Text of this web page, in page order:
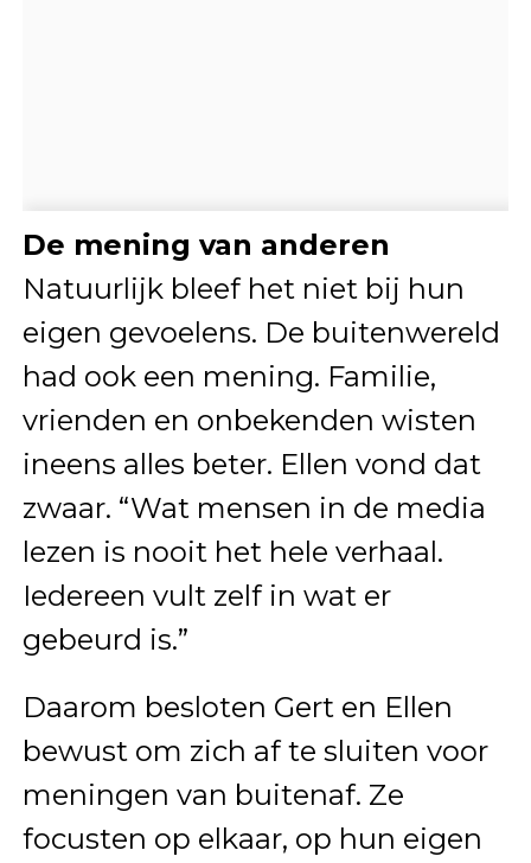
De mening van anderen
Natuurlijk bleef het niet bij hun
eigen gevoelens. De buitenwereld
had ook een mening. Familie,
vrienden en onbekenden wisten
ineens alles beter. Ellen vond dat
zwaar. “Wat mensen in de media
lezen is nooit het hele verhaal.
Iedereen vult zelf in wat er
gebeurd is.”
Daarom besloten Gert en Ellen
bewust om zich af te sluiten voor
meningen van buitenaf. Ze
focusten op elkaar, op hun eigen